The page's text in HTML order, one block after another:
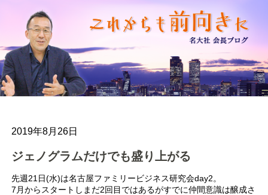
2019年8月26日
ジェノグラムだけでも盛り上がる
先週21日(水)は名古屋ファミリービジネス研究会day2。
7月からスタートしまだ2回目ではあるがすでに仲間意識は醸成さ